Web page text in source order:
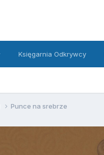
Księgarnia Odkrywcy
Punce na srebrze